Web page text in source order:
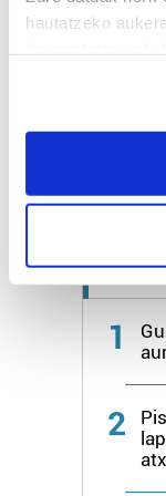
hautatzeko
If you allow, we
Collect
Identify
specific
Find out more
and set your
teknologia
pertsonalizatuak
Bihar
Azken 7
1
2